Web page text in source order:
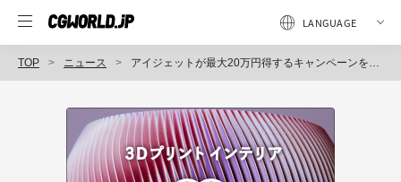
TOP ニュース アイジェットが最大20万円得するキャンペーンを実施～3Dプリンティング、3Dデータ、3Dスキャニングなどに利用可能～（アイジェット）